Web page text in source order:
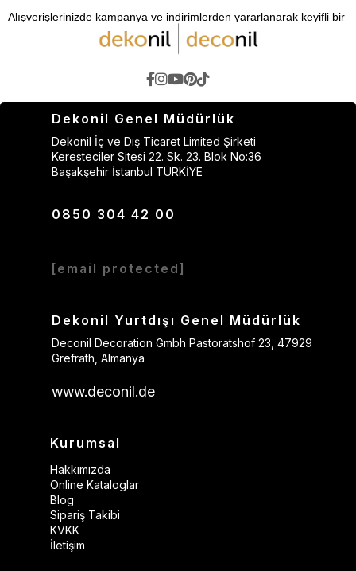
Alışverişlerinizde kampanya ve indirimlerden yararlanarak keyifli bir
online alışveriş deneyimi yaşayabilirsiniz. Dekonil'den yapacağınız
tüm alışverişlerde kaçırılmayacak ofis ürün kampanyaları sizi
bekliyor. Kişisel ve kurumsal alışverişlerinizde Dekonil ile ayrıcalıklı
En cazip indirip ve kampanyalarla ayın ürünleri sizi Dekonil'de
bekliyor. Stoklarla sınırlı olan kampanya ürünlerini belirlenen
adetlerde sepetinize ekleyerek avantajlı alışverişin keyfini
çıkartabilirsiniz.
Dekonil kampanyaları belirli süreler için geçerlidir. Özel
kampanyalarımız olduğu gibi dönemsel indirimlerimizi de sizlere
fiyatlar için siz de Dekonil’i tercih edin!
Dekonil Genel Müdürlük
Dekonil İç ve Dış Ticaret Limited Şirketi
Keresteciler Sitesi 22. Sk. 23. Blok No:36
Başakşehir İstanbul TÜRKİYE
0850 304 42 00
[email protected]
Dekonil Yurtdışı Genel Müdürlük
Deconil Decoration Gmbh Pastoratshof 23, 47929
Grefrath, Almanya
www.deconil.de
Kurumsal
Hakkımızda
Online Kataloglar
Blog
Sipariş Takibi
KVKK
İletişim